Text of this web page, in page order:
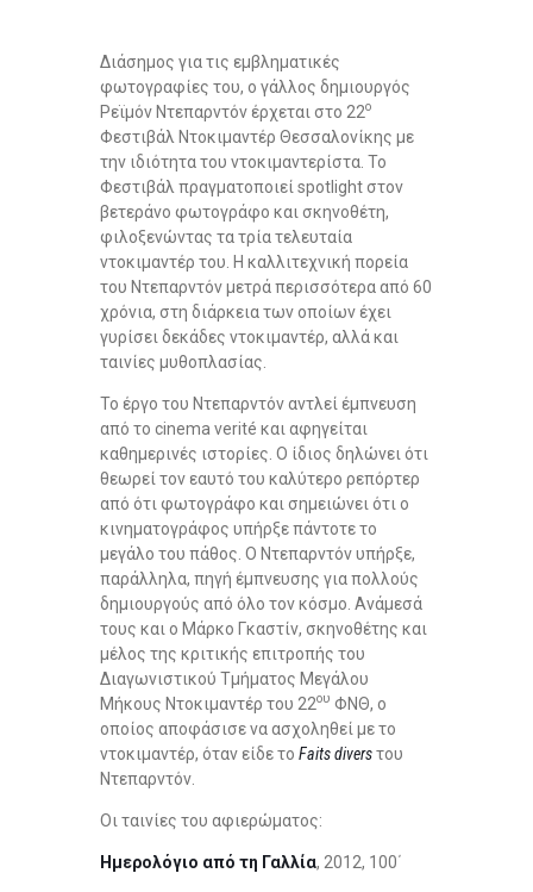
Διάσημος για τις εμβληματικές
φωτογραφίες του, ο γάλλος δημιουργός
Ρεϊμόν Ντεπαρντόν έρχεται στο 22ο
Φεστιβάλ Ντοκιμαντέρ Θεσσαλονίκης με
την ιδιότητα του ντοκιμαντερίστα. Το
Φεστιβάλ πραγματοποιεί spotlight στον
βετεράνο φωτογράφο και σκηνοθέτη,
φιλοξενώντας τα τρία τελευταία
ντοκιμαντέρ του. Η καλλιτεχνική πορεία
του Ντεπαρντόν μετρά περισσότερα από 60
χρόνια, στη διάρκεια των οποίων έχει
γυρίσει δεκάδες ντοκιμαντέρ, αλλά και
ταινίες μυθοπλασίας.
Το έργο του Ντεπαρντόν αντλεί έμπνευση
από το cinema verité και αφηγείται
καθημερινές ιστορίες. Ο ίδιος δηλώνει ότι
θεωρεί τον εαυτό του καλύτερο ρεπόρτερ
από ότι φωτογράφο και σημειώνει ότι ο
κινηματογράφος υπήρξε πάντοτε το
μεγάλο του πάθος. Ο Ντεπαρντόν υπήρξε,
παράλληλα, πηγή έμπνευσης για πολλούς
δημιουργούς από όλο τον κόσμο. Ανάμεσά
τους και ο Μάρκο Γκαστίν, σκηνοθέτης και
μέλος της κριτικής επιτροπής του
Διαγωνιστικού Τμήματος Μεγάλου
Μήκους Ντοκιμαντέρ του 22ου ΦΝΘ, ο
οποίος αποφάσισε να ασχοληθεί με το
ντοκιμαντέρ, όταν είδε το Faitsdiversτου
Ντεπαρντόν.
Οι ταινίες του αφιερώματος:
Ημερολόγιο από τη Γαλλία, 2012, 100΄